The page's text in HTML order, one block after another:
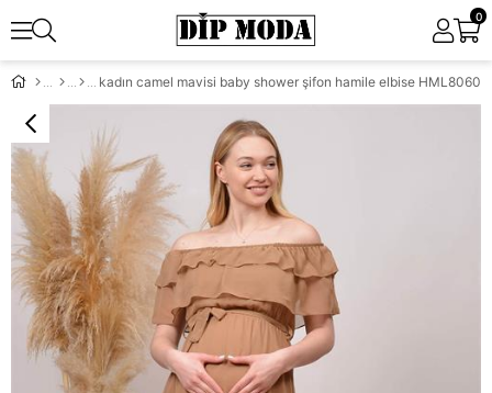
0
kadın camel mavisi baby shower şifon hamile elbise HML8060